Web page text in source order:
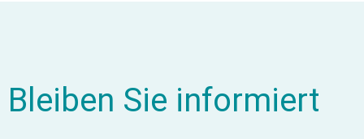
Bleiben Sie informiert